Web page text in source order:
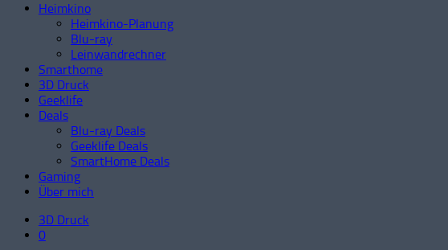
Heimkino
Heimkino-Planung
Blu-ray
Leinwandrechner
Smarthome
3D Druck
Geeklife
Deals
Blu-ray Deals
Geeklife Deals
SmartHome Deals
Gaming
Über mich
3D Druck
0